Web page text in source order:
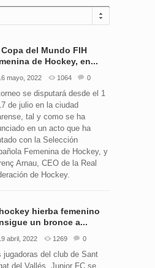
Copa del Mundo FIH
de Hockey, en...
mayo, 2022 1064 0
se disputará desde el 1
de julio en la ciudad
tal y como se ha
en un acto que ha
con la Selección
Femenina de Hockey, y
Arnau, CEO de la Real
de Hockey.
hierba femenino
un bronce a...
abril, 2022 1269 0
jugadoras del club de Sant
del Vallés, Junior FC se